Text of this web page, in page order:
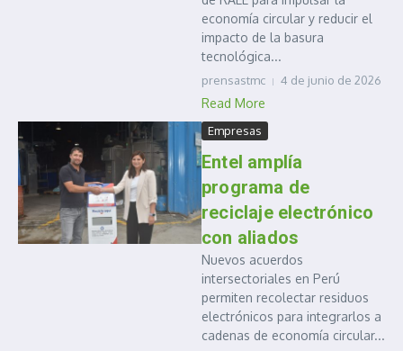
economía circular y reducir el
impacto de la basura
tecnológica...
prensastmc 4 de junio de 2026
Read More
Empresas
Entel amplía
programa de
reciclaje electrónico
con aliados
Nuevos acuerdos
intersectoriales en Perú
permiten recolectar residuos
electrónicos para integrarlos a
cadenas de economía circular...